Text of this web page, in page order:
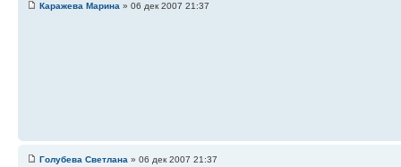
Каражева Марина » 06 дек 2007 21:37
Голубева Светлана » 06 дек 2007 21:37